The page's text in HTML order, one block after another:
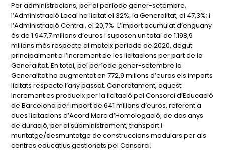
Per administracions, per al període gener-setembre,
l’Administració Local ha licitat el 32%; la Generalitat, el 47,3%; i
l’Administració Central, el 20,7%. L’import acumulat d’enguany
és de 1.947,7 milions d’euros i suposen un total de 1.198,9
milions més respecte al mateix període de 2020, degut
principalment a l’increment de les licitacions per part de la
Generalitat. En total, pel període gener-setembre la
Generalitat ha augmentat en 772,9 milions d’euros els imports
licitats respecte l’any passat. Concretament, aquest
increment es produeix per la licitació pel Consorci d’Educació
de Barcelona per import de 641 milions d’euros, referent a
dues licitacions d’Acord Marc d’Homologació, de dos anys
de duració, per al subministrament, transport i
muntatge/desmuntatge de construccions modulars per als
centres educatius gestionats pel Consorci.